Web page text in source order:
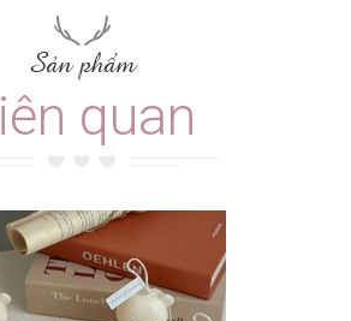
Sản phẩm
Liên quan